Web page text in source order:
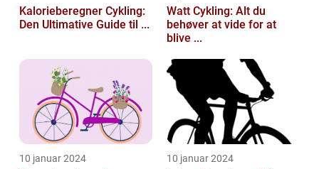
Kalorieberegner Cykling:
Den Ultimative Guide til ...
Watt Cykling: Alt du
behøver at vide for at
blive ...
10 januar 2024 10 januar 2024